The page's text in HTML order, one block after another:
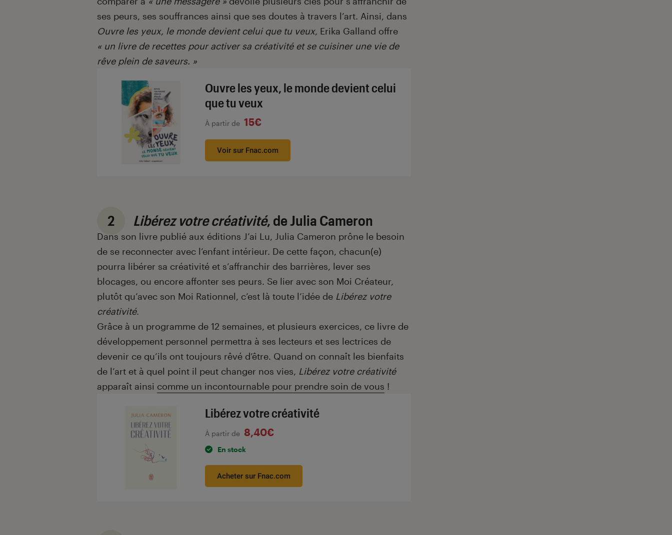
ses peurs, ses souffrances ainsi que ses doutes à travers l’art. Ainsi, dans
Ouvre les yeux, le monde devient celui que tu veux, Erika Galland offre
« un livre de recettes pour activer sa créativité et se cuisiner une vie de
rêve plein de saveurs. »
Ouvre les yeux, le monde devient celui
que tu veux
À partir de 15€
Voir sur Fnac.com
2 Libérez votre créativité, de Julia Cameron
Dans son livre publié aux éditions J’ai Lu, Julia Cameron prône le besoin
de se reconnecter avec l’enfant intérieur. De cette façon, chacun(e)
pourra libérer sa créativité et s’affranchir des barrières, lever ses
blocages, ou encore affonter ses peurs. Se lier avec son Moi Créateur,
plutôt qu’avec son Moi Rationnel, c’est là toute l’idée de Libérez votre
créativité.
Grâce à un programme de 12 semaines, et plusieurs exercices, ce livre de
développement personnel permettra à ses lecteurs et ses lectrices de
devenir ce qu’ils ont toujours rêvé d’être. Quand on connaît les bienfaits
de l’art et à quel point il peut changer nos vies, Libérez votre créativité
apparaît ainsi comme un incontournable pour prendre soin de vous !
Libérez votre créativité
À partir de 8,40€
En stock
Acheter sur Fnac.com